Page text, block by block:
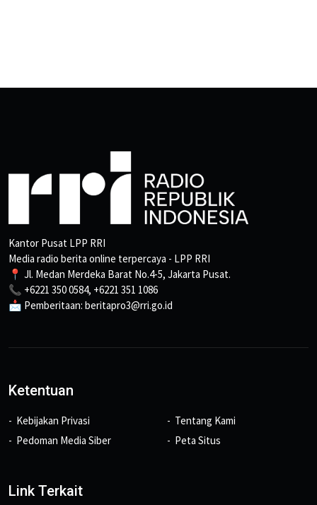
Kantor Pusat LPP RRI
Media radio berita online terpercaya - LPP RRI
📍 Jl. Medan Merdeka Barat No.4-5, Jakarta Pusat.
📞 +6221 350 0584, +6221 351 1086
📩 Pemberitaan: beritapro3@rri.go.id
Ketentuan
Kebijakan Privasi
Pedoman Media Siber
Tentang Kami
Peta Situs
Link Terkait